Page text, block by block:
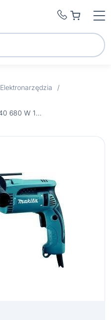
Elektronarzędzia
/
Makita Wiertarka udarowa HP1640 680 W 13 mm